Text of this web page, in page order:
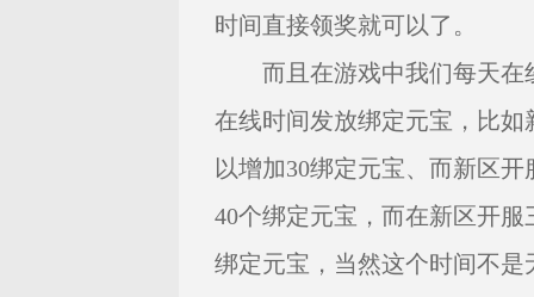
时间直接领奖就可以了。
而且在游戏中我们每天在
在线时间发放绑定元宝，比
以增加30绑定元宝、而新区
40个绑定元宝，而在新区开
绑定元宝，当然这个时间不